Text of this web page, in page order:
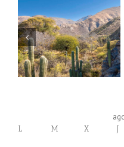
L M X J